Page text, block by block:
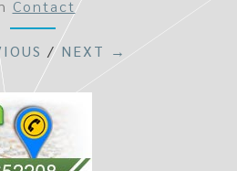
Contact
/NEXT →